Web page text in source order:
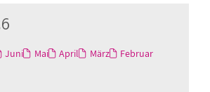
Juni Mai April März
Februar